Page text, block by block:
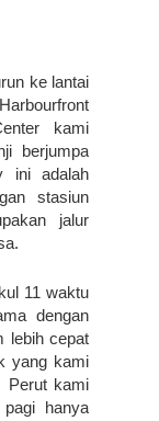
ke lantai
kami
berjumpa
ini adalah
stasiun
jalur
11 waktu
dengan
lebih cepat
yang kami
Perut kami
hanya